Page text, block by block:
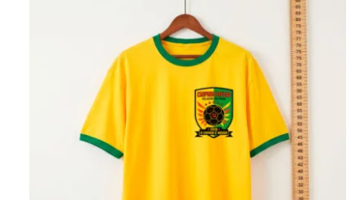
R$ 218,99.R$ 186,14.